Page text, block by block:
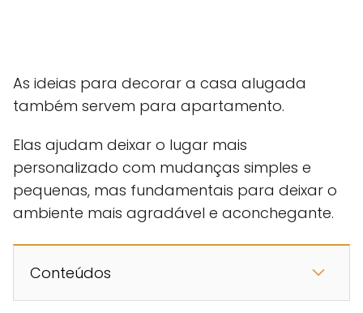
As ideias para decorar a casa alugada
também servem para apartamento.
Elas ajudam deixar o lugar mais
personalizado com mudanças simples e
pequenas, mas fundamentais para deixar o
ambiente mais agradável e aconchegante.
Conteúdos